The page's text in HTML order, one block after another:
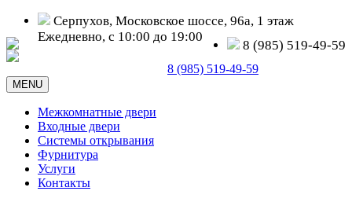
Серпухов, Московское шоссе, 96а, 1 этаж
Ежедневно, с 10:00 до 19:00
8 (985) 519-49-59
8 (985) 519-49-59
MENU
Межкомнатные двери
Входные двери
Системы открывания
Фурнитура
Услуги
Контакты